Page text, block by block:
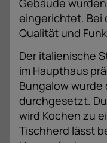
Gebäude
eingerichtet. Bei
Qualität und
Der italienische
im Haupthaus
Bungalow wurde
durchgesetzt.
wird Kochen zu
Tischherd lässt